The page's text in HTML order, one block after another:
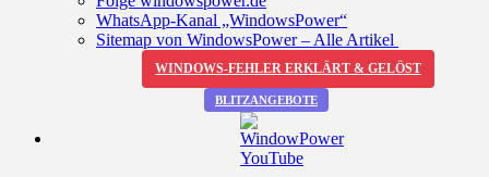
WhatsApp-Kanal „WindowsPower“
Sitemap von WindowsPower – Alle Artikel
WINDOWS-FEHLER ERKLÄRT & GELÖST
BLITZANGEBOTE